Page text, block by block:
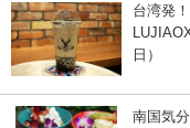
台湾発
日）
南国気